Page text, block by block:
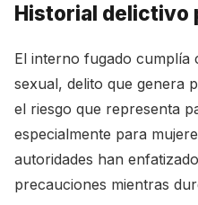
Historial delictivo
El interno fugado cumplía
sexual, delito que genera
el riesgo que representa
especialmente para
autoridades han
precauciones mientras